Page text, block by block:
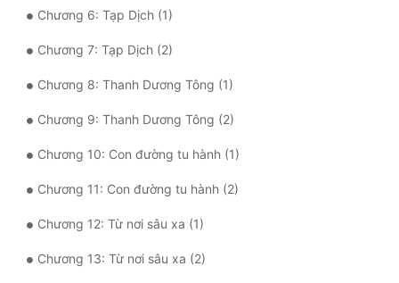
Mỹ Thực
Ngôn Tình
Ngược
Nữ Cường
Phong Thủy - Tâm Linh
Chương 6: Tạp Dịch (1)
Chương 7: Tạp Dịch (2)
Chương 8: Thanh Dương Tông (1)
Chương 9: Thanh Dương Tông (2)
Chương 10: Con đường tu hành (1)
Chương 11: Con đường tu hành (2)
Chương 12: Từ nơi sâu xa (1)
Chương 13: Từ nơi sâu xa (2)